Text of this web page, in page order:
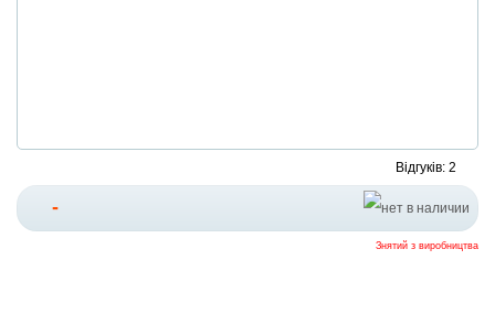
Відгуків: 2
-
Знятий з виробництва